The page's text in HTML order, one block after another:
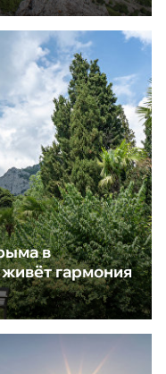
в
живёт гармония